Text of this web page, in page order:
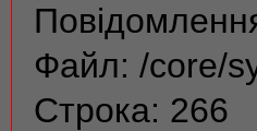
Файл: /core/
Строка: 266